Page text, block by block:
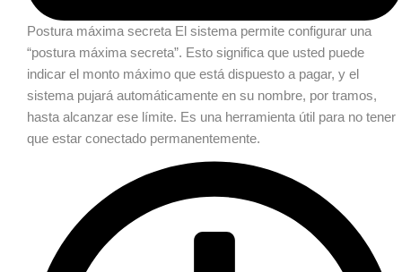
Postura máxima secreta El sistema permite configurar una
“postura máxima secreta”. Esto significa que usted puede
indicar el monto máximo que está dispuesto a pagar, y el
sistema pujará automáticamente en su nombre, por tramos,
hasta alcanzar ese límite. Es una herramienta útil para no tener
que estar conectado permanentemente.